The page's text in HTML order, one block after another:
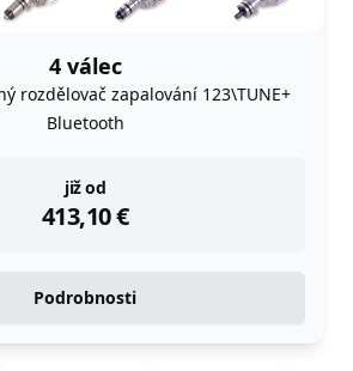
4 válec
rozdělovač zapalování 123\TUNE+
Bluetooth
již od
413,10€
instock
Podrobnosti